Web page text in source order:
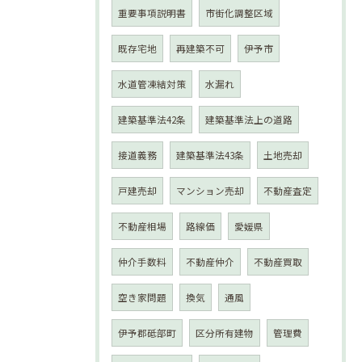
重要事項説明書 市街化調整区域
既存宅地 再建築不可 伊予市
水道管凍結対策 水漏れ
建築基準法42条 建築基準法上の道路
接道義務 建築基準法43条 土地売却
戸建売却 マンション売却 不動産査定
不動産相場 路線価 愛媛県
仲介手数料 不動産仲介 不動産買取
空き家問題 換気 通風
伊予郡砥部町 区分所有建物 管理費